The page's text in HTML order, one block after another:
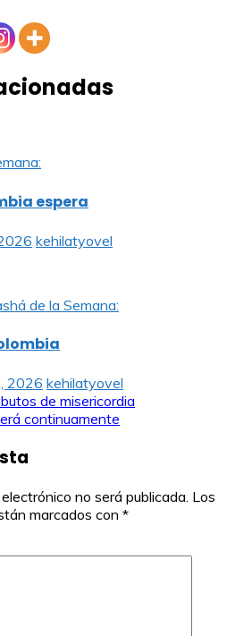
espera
kehilatyovel
de la Semana:
2026 kehilatyovel
de misericordia
continuamente
no será publicada. Los
marcados con *